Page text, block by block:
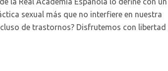
sexual más que no interfiere en nuestra
de trastornos? Disfrutemos con libertad